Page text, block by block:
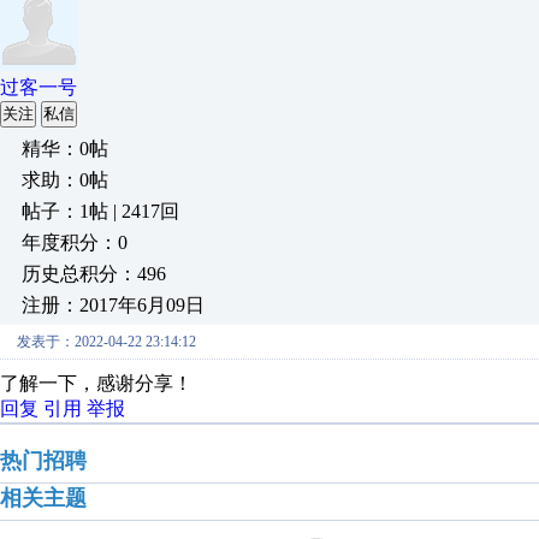
过客一号
关注 私信
精华：0帖
求助：0帖
帖子：1帖 | 2417回
年度积分：0
历史总积分：496
注册：2017年6月09日
发表于：2022-04-22 23:14:12
了解一下，感谢分享！
回复 引用 举报
热门招聘
相关主题